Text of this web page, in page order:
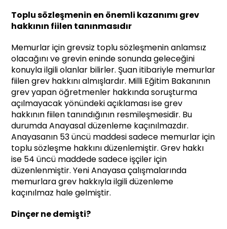
Toplu sözleşmenin en önemli kazanımı grev
hakkının fiilen tanınmasıdır
Memurlar için grevsiz toplu sözleşmenin anlamsız
olacağını ve grevin eninde sonunda geleceğini
konuyla ilgili olanlar bilirler. Şuan itibariyle memurlar
fiilen grev hakkını almışlardır. Milli Eğitim Bakanının
grev yapan öğretmenler hakkında soruşturma
açılmayacak yönündeki açıklaması ise grev
hakkının fiilen tanındığının resmileşmesidir. Bu
durumda Anayasal düzenleme kaçınılmazdır.
Anayasanın 53 üncü maddesi sadece memurlar için
toplu sözleşme hakkını düzenlemiştir. Grev hakkı
ise 54 üncü maddede sadece işçiler için
düzenlenmiştir. Yeni Anayasa çalışmalarında
memurlara grev hakkıyla ilgili düzenleme
kaçınılmaz hale gelmiştir.
Dinçer ne demişti?